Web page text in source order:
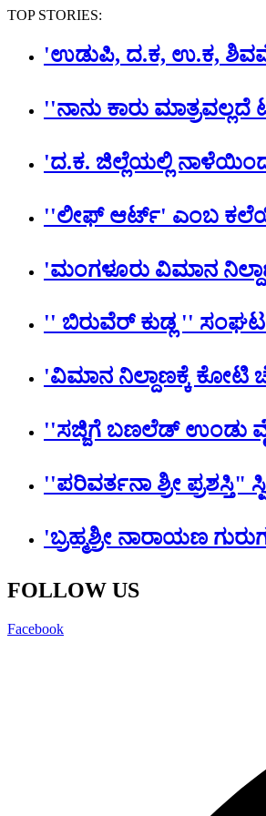
TOP STORIES:
'ಉಡುಪಿ, ದ.ಕ, ಉ.ಕ,
''ನಾನು ಕಾರು ಮಾತ್ರವಲ್ಲದೆ
'ದ.ಕ. ಜಿಲ್ಲೆಯಲ್ಲಿ
''ಲೀಫ್ ಆರ್ಟ್' ಎಂಬ
'ಮಂಗಳೂರು ವಿಮಾನ
'' ಬಿರುವೆರ್ ಕುಡ್ಲ ''
'ವಿಮಾನ ನಿಲ್ದಾಣಕ್ಕೆ ಕೋಟಿ
''ಸಜ್ಜಿಗೆ ಬಣಲೆಡ್ ಉಂಡು
''ಪರಿವರ್ತನಾ ಶ್ರೀ ಪ್ರಶಸ್ತಿ"
'ಬ್ರಹ್ಮಶ್ರೀ ನಾರಾಯಣ
FOLLOW US
Facebook